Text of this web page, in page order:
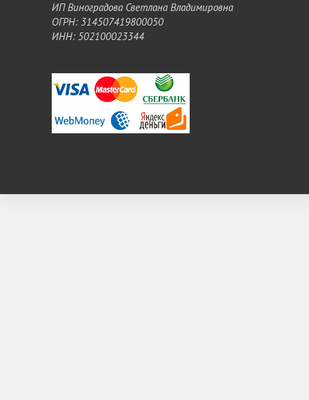
ИП Виноградова Светлана Владимировна
ОГРН: 314507419800050
ИНН: 502100023344